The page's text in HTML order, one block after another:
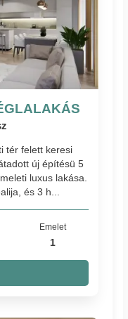
tér felett keresi
új építésü 5
luxus lakása.
és 3 h...
Emelet
1